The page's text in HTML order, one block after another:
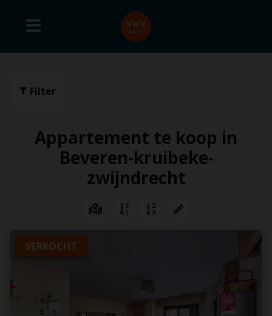
Filter
Appartement te koop in
Beveren-kruibeke-
zwijndrecht
VERKOCHT